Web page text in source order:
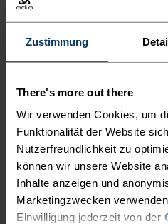
Zustimmung
There's more out there
Wir verwenden Cookies, um
Funktionalität der Website
Nutzerfreundlichkeit zu
können wir unsere Website
Inhalte anzeigen und
Marketingzwecken
Einwilligung jederzeit von der